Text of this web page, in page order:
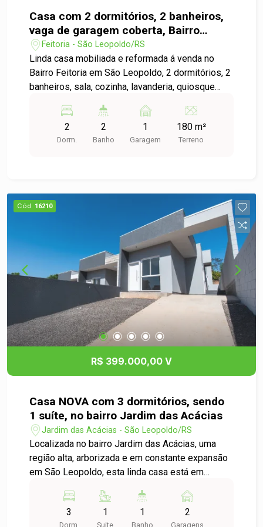
Casa com 2 dormitórios, 2 banheiros,
vaga de garagem coberta, Bairro
Feitoria
Feitoria - São Leopoldo/RS
Linda casa mobiliada e reformada á venda no
Bairro Feitoria em São Leopoldo, 2 dormitórios, 2
banheiros, sala, cozinha, lavanderia, quiosque
garagem coberta, conforto e praticidade de viver
no coração do Bairro Feitoria. Agende sua visita e
encante-se com cada detalhe!
2
Dorm.
2
Banho
1
Garagem
180 m²
Terreno
Cód. 16210
R$ 399.000,00 V
Casa NOVA com 3 dormitórios, sendo
1 suíte, no bairro Jardim das Acácias
Jardim das Acácias - São Leopoldo/RS
Localizada no bairro Jardim das Acácias, uma
região alta, arborizada e em constante expansão
em São Leopoldo, esta linda casa está em
modernidade e um projeto pensado para o dia a
dia, um visual contemporâneo. São 3 dormitórios,
3
Dorm.
1
Suite
1
Banho
2
Garagens